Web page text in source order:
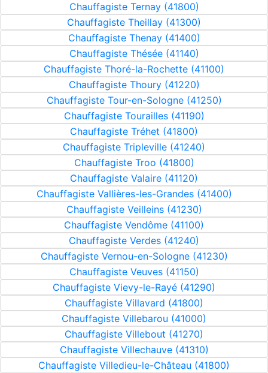
Chauffagiste Ternay (41800)
Chauffagiste Theillay (41300)
Chauffagiste Thenay (41400)
Chauffagiste Thésée (41140)
Chauffagiste Thoré-la-Rochette (41100)
Chauffagiste Thoury (41220)
Chauffagiste Tour-en-Sologne (41250)
Chauffagiste Tourailles (41190)
Chauffagiste Tréhet (41800)
Chauffagiste Tripleville (41240)
Chauffagiste Troo (41800)
Chauffagiste Valaire (41120)
Chauffagiste Vallières-les-Grandes (41400)
Chauffagiste Veilleins (41230)
Chauffagiste Vendôme (41100)
Chauffagiste Verdes (41240)
Chauffagiste Vernou-en-Sologne (41230)
Chauffagiste Veuves (41150)
Chauffagiste Vievy-le-Rayé (41290)
Chauffagiste Villavard (41800)
Chauffagiste Villebarou (41000)
Chauffagiste Villebout (41270)
Chauffagiste Villechauve (41310)
Chauffagiste Villedieu-le-Château (41800)